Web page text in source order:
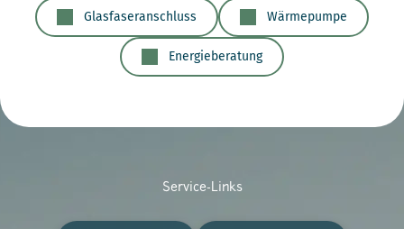
Glasfaseranschluss Wärmepumpe
Energieberatung
Service-Links